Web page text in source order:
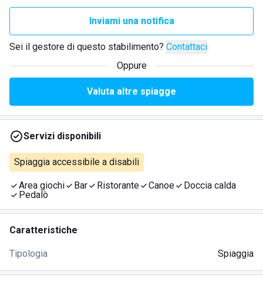
Inviami una notifica
Sei il gestore di questo stabilimento? Contattaci
Oppure
Valuta altre spiagge
Servizi disponibili
Spiaggia accessibile a disabili
Area giochi Bar Ristorante Canoe
Doccia calda
Pedalò
Caratteristiche
Tipologia Spiaggia